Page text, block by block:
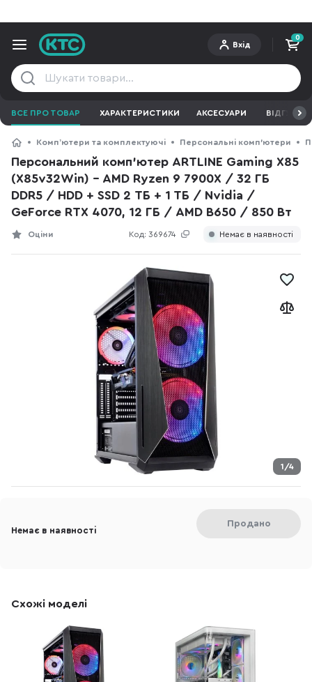
Вхід
0
ВСЕ ПРО ТОВАР ХАРАКТЕРИСТИКИ АКСЕСУАРИ ВІДГУКИ
Компʼютери та комплектуючі Персональні комп'ютери
Персональний комп'ютер ARTLINE Gaming X85
(X85v32Win) - AMD Ryzen 9 7900X / 32 ГБ
DDR5 / HDD + SSD 2 ТБ + 1 ТБ / Nvidia /
GeForce RTX 4070, 12 ГБ / AMD B650 / 850 Вт
Код: 369674
Оціни Немає в наявності
1/4
Немає в наявності
Продано
Схожі моделі